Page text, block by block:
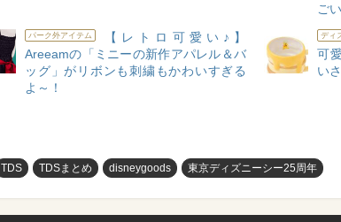
ごい
パーク外アイテム
【レトロ可愛い♪】
Areeamの「ミニーの新作アパレル＆バ
ッグ」がリボンも刺繍もかわいすぎる
よ～！
ディ
可
い
TDS TDSまとめ disneygoods 東京ディズニーシー25周年